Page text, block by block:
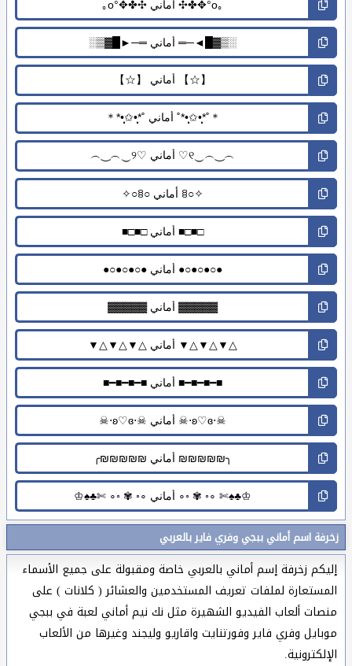
زخرفة اسم أماني ببجي وفري فاير بالعربي
إليكم زخرفة إسم أماني بالعربي خاصة ومقبولة على جميع الأسماء
المستعارة لملفات تعريف المستخدمين والعشائر ( كلانات ) على
منصات ألعاب الفيديو الشهيرة مثل نك نيم أماني لعبة في ببجي
موبايل وفري فاير وفورتنايت واقاريو وليجند وغيرها من الألعاب
الإلكترونية.